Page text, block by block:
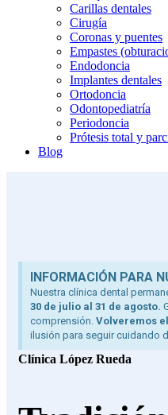
Carillas dentales
Cirugía
Coronas y puentes
Empastes
Endodoncia
Implantes dentales
Ortodoncia
Odontopediatría
Periodoncia
Prótesis total y
Blog
INFORMACIÓN PARA
Nuestra clínica dental
30 de julio al 31 de agosto.
comprensión. Volveremos
ilusión para seguir cuidando
Clínica López Rueda